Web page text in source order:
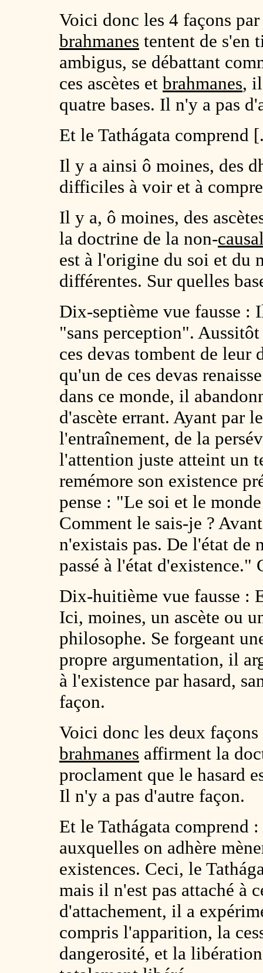
Voici donc les 4 façons par
brahmanes tentent de s'en
ambigus, se débattant
ces ascètes et brahmanes,
quatre bases. Il n'y a pas
Et le Tathágata comprend
Il y a ainsi ô moines, des
difficiles à voir et à
Il y a, ô moines, des
la doctrine de la non-
est à l'origine du soi et du
différentes. Sur quelles
Dix-septième vue fausse :
"sans perception".
ces devas tombent de
qu'un de ces devas
dans ce monde, il
d'ascète errant. Ayant par
l'entraînement, de la
l'attention juste atteint un
remémore son existence
pense : "Le soi et le
Comment le sais-je ?
n'existais pas. De l'état de
passé à l'état d'existence."
Dix-huitième vue fausse :
Ici, moines, un ascète ou
philosophe. Se forgeant
propre argumentation, il
à l'existence par hasard,
façon.
Voici donc les deux façons
brahmanes affirment la
proclament que le hasard
Il n'y a pas d'autre façon.
Et le Tathágata comprend
auxquelles on adhère
existences. Ceci, le
mais il n'est pas attaché à
d'attachement, il a
compris l'apparition, la
dangerosité, et la